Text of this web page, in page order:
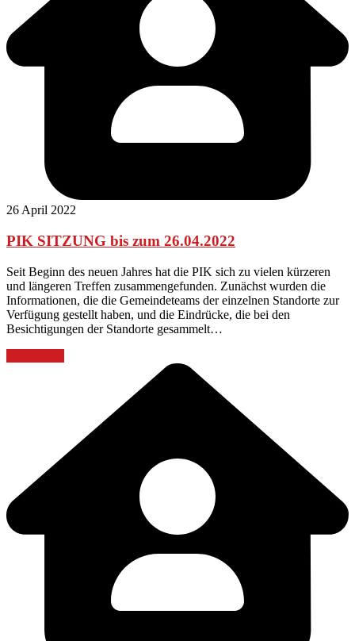
26 April 2022
PIK SITZUNG bis zum 26.04.2022
Seit Beginn des neuen Jahres hat die PIK sich zu vielen kürzeren
und längeren Treffen zusammengefunden. Zunächst wurden die
Informationen, die die Gemeindeteams der einzelnen Standorte zur
Verfügung gestellt haben, und die Eindrücke, die bei den
Besichtigungen der Standorte gesammelt…